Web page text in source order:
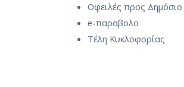
Οφειλές προς
e-παραβολο
Τέλη Κυκλοφορίας